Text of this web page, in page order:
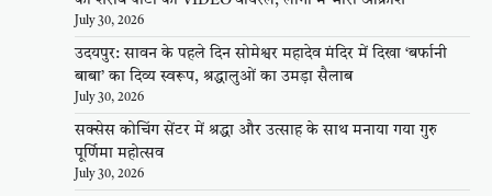
July 30, 2026
उदयपुर: सावन के पहले दिन सोमेश्वर महादेव मंदिर में दिखा ‘बर्फानी
बाबा’ का दिव्य स्वरूप, श्रद्धालुओं का उमड़ा सैलाब
July 30, 2026
सक्सेस कोचिंग सेंटर में श्रद्धा और उत्साह के साथ मनाया गया गुरु
पूर्णिमा महोत्सव
July 30, 2026